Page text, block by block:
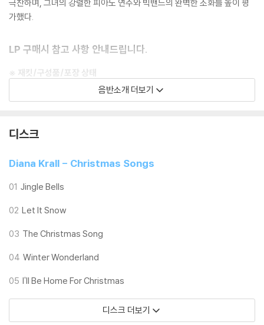
극찬하며, 그녀의 강렬한 피아노 연주와 빅밴드의 완벽한 조화를 높이 평
가했다.
LP 구매시 참고 사항 안내드립니다.
※ 재킷/구성품/포장 상태
1) 제작/배송 과정에 따라 경미한 재킷 주름, 모서리 눌림, 갈라짐이 발생
할 수 있으며 속지(이너 슬리브)는 디스크와의 접촉으로 인해 갈라질 수
외관상 불량 확인되는 상품을 개봉 시엔 반품/교환 처리 불가합니다.
2) 디스크 라벨은 공정상 매끄럽게 부착되지 않을 수도 있으며 겉포장 비
닐은 품질보증대상이 아닙니다.
3) 일본 제작 LP는 대부분 겉비닐이 밀봉되어 있지 않습니다.
4) 디지털 다운로드 코드는 본사에서 공지 없이 증정 종료될 수 있습니다.
※ 재생 불량
1) 침압 조절 기능이 없는 턴테이블을 사용하시는 경우, (주로 올인원 형태
모델) 다이내믹 사운드의 편차가 큰 트랙을 재생할 때 이상 현상이 발생할
수 있습니다.
하니 침압 조절이 가능한 기기에서 재생하실 것을 권유 드립니다.
2) 디스크는 정전기와 먼지로 인해 재생이 원활하지 않은 경우가 있습니
다. 전용 제품으로 이를 제거하면 대부분 해결됩니다.
음반소개 더보기
디스크
Diana Krall - Christmas Songs
01 Jingle Bells
02 Let It Snow
03 The Christmas Song
04 Winter Wonderland
05 I'll Be Home For Christmas
디스크 더보기